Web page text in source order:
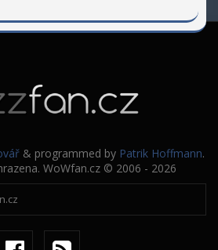
& programmed by Patrik Hoffmann.
WoWfan.cz © 2006 - 2026